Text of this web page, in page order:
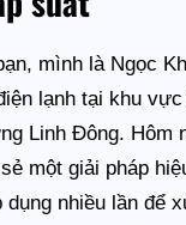
mình là Ngọc
lạnh tại khu vực
Linh Đông. Hôm
một giải pháp
dụng nhiều lần để